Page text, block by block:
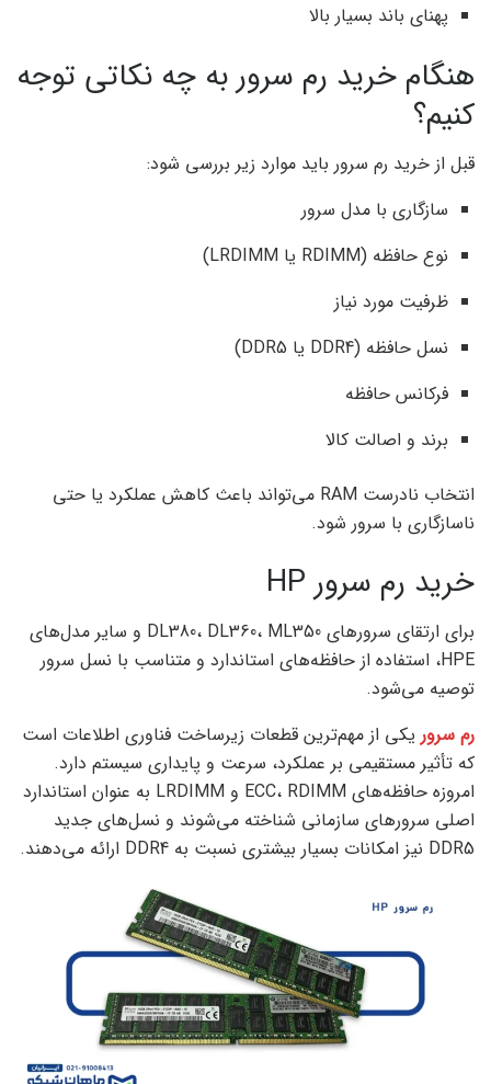
پهنای باند بسیار بالا
هنگام خرید رم سرور به چه نکاتی توجه
کنیم؟
قبل از خرید رم سرور باید موارد زیر بررسی شود:
سازگاری با مدل سرور
نوع حافظه (RDIMM یا LRDIMM)
ظرفیت مورد نیاز
نسل حافظه (DDR4 یا DDR5)
فرکانس حافظه
برند و اصالت کالا
انتخاب نادرست RAM می‌تواند باعث کاهش عملکرد یا حتی
ناسازگاری با سرور شود.
خرید رم سرور HP
برای ارتقای سرورهای DL380، DL360، ML350 و سایر مدل‌های
HPE، استفاده از حافظه‌های استاندارد و متناسب با نسل سرور
توصیه می‌شود.
رم سرور یکی از مهم‌ترین قطعات زیرساخت فناوری اطلاعات است
که تأثیر مستقیمی بر عملکرد، سرعت و پایداری سیستم دارد.
امروزه حافظه‌های ECC، RDIMM و LRDIMM به عنوان استاندارد
اصلی سرورهای سازمانی شناخته می‌شوند و نسل‌های جدید
DDR5 نیز امکانات بسیار بیشتری نسبت به DDR4 ارائه می‌دهند.